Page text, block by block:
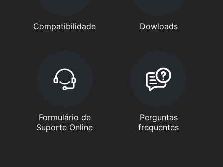
Compatibilidade Dowloads
Formulário de
Suporte Online
Perguntas
frequentes